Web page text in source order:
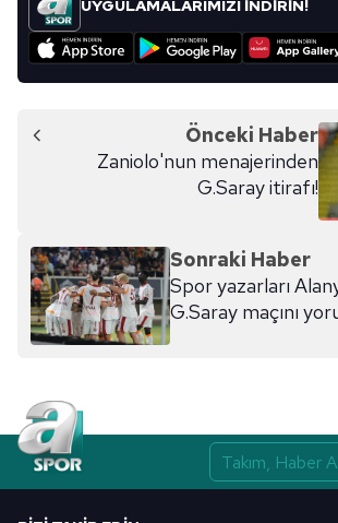
için Ayarlar butonuna tıklayabilir,
Metnimiziziyaret edebilirsiniz.
hazırlanmış Aydınlatma Metnimizi
ilgili mevzuata uygun olarak kullanılan
UYGULAMALARIMIZI İNDİRİN!
Önceki Haber
Zaniolo'nun menajerinden
G.Saray itirafı!
Sonraki Haber
Spor yazarları
G.Saray maçını